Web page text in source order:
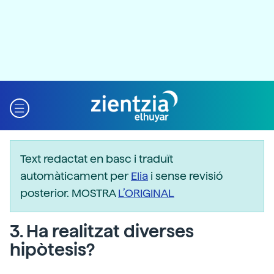
Text redactat en basc i traduït
automàticament perElia i sense revisió
posterior. MOSTRAL’ORIGINAL
3. Ha realitzat diverses
hipòtesis?